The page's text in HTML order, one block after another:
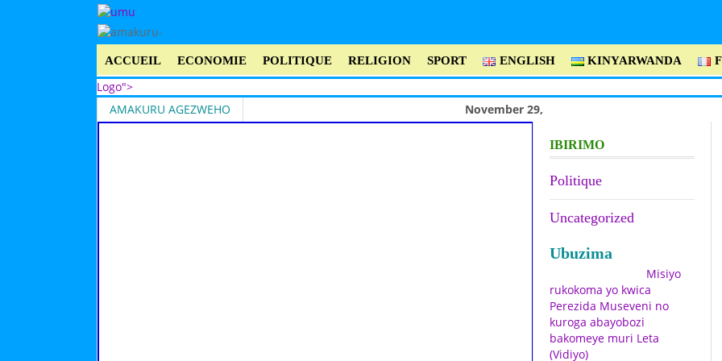
ACCUEIL ECONOMIE POLITIQUE RELIGION SPORT ENGLISH KINYARWANDA
Logo">
Umusingi
AMAKURU AGEZWEHO
November 29,
Ntibantunganya
IBIRIMO
Politique
Uncategorized
Ubuzima
Misiyo
rukokoma yo kwica
Perezida Museveni no
kuroga abayobozi
bakomeye muri Leta
(Vidiyo)